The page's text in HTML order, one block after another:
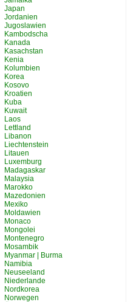
Japan
Jordanien
Jugoslawien
Kambodscha
Kanada
Kasachstan
Kenia
Kolumbien
Korea
Kosovo
Kroatien
Kuba
Kuwait
Laos
Lettland
Libanon
Liechtenstein
Litauen
Luxemburg
Madagaskar
Malaysia
Marokko
Mazedonien
Mexiko
Moldawien
Monaco
Mongolei
Montenegro
Mosambik
Myanmar | Burma
Namibia
Neuseeland
Niederlande
Nordkorea
Norwegen